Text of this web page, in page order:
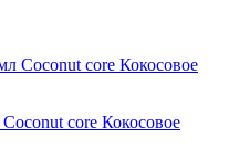
core Кокосовое